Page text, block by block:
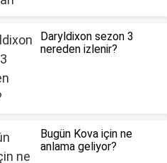
Daryldixon sezon 3
nereden izlenir?
Bugün Kova için ne
anlama geliyor?